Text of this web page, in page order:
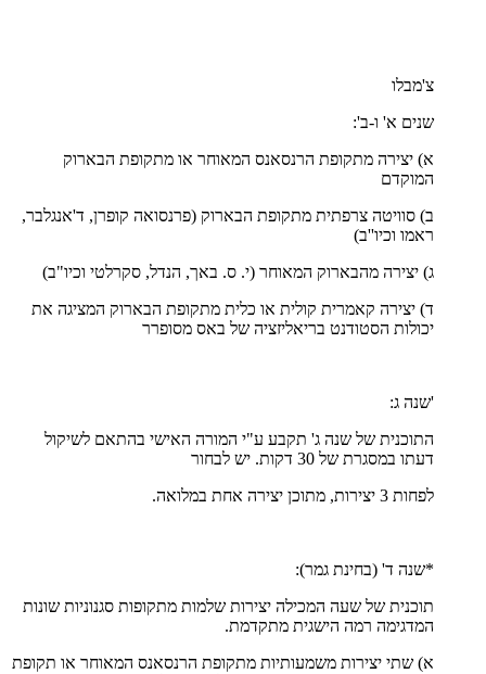
צ'מבלו
שנים א' ו-ב':
א) יצירה מתקופת הרנסאנס המאוחר או מתקופת הבארוק
המוקדם
ב) סוויטה צרפתית מתקופת הבארוק (פרנסואה קופרן, ד'אנגלבר,
ראמו וכיו''ב)
ג) יצירה מהבארוק המאוחר (י. ס. באך, הנדל, סקרלטי וכיו"ב)
ד) יצירה קאמרית קולית או כלית מתקופת הבארוק המציגה את
יכולות הסטודנט בריאליזציה של באס מסופרר
'שנה ג:
התוכנית של שנה ג' תקבע ע"י המורה האישי בהתאם לשיקול
דעתו במסגרת של 30 דקות. יש לבחור
לפחות 3 יצירות, מתוכן יצירה אחת במלואה.
*שנה ד' (בחינת גמר):
תוכנית של שעה המכילה יצירות שלמות מתקופות סגנוניות שונות
המדגימה רמה הישגית מתקדמת.
א) שתי יצירות משמעותיות מתקופת הרנסאנס המאוחר או תקופת